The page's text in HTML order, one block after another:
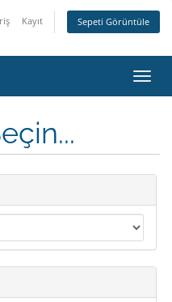
Kayıt Sepeti Görüntüle